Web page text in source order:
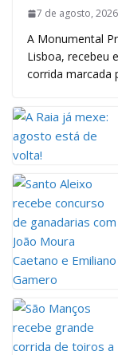
7 de agosto, 2026
A Monumental
Lisboa, recebeu
corrida marcada